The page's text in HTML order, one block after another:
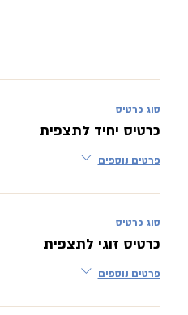
סוג כרטיס
כרטיס יחיד לתצפית
פרטים נוספים
סוג כרטיס
כרטיס זוגי לתצפית
פרטים נוספים